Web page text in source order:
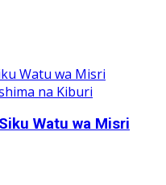
Watu wa Misri